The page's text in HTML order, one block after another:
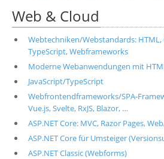
Web & Cloud
Webtechniken/Webstandards: HTML,
TypeScript, Webframeworks
Moderne Webanwendungen mit
JavaScript/TypeScript
Webfrontendframeworks/SPA-
Vue.js, Svelte, RxJS, Blazor, …
ASP.NET Core: MVC, Razor Pages,
ASP.NET Core für Umsteiger
ASP.NET Classic (Webforms)